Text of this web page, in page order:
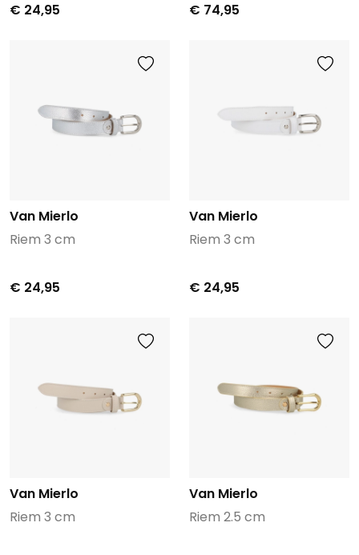
€ 24,95 € 74,95
Van Mierlo
Riem 3 cm
€ 24,95
Van Mierlo
Riem 3 cm
€ 24,95
Van Mierlo
Riem 3 cm
Van Mierlo
Riem 2.5 cm